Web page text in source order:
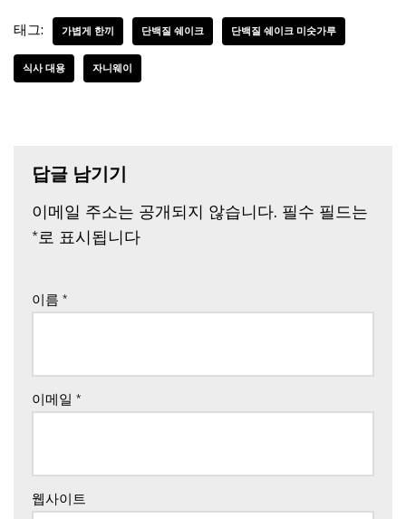
태그: 가볍게 한끼 단백질 쉐이크 단백질 쉐이크 미숫가루
식사 대용 자니웨이
답글 남기기
이메일 주소는 공개되지 않습니다. 필수 필드는
*로 표시됩니다
이름 *
이메일 *
웹사이트